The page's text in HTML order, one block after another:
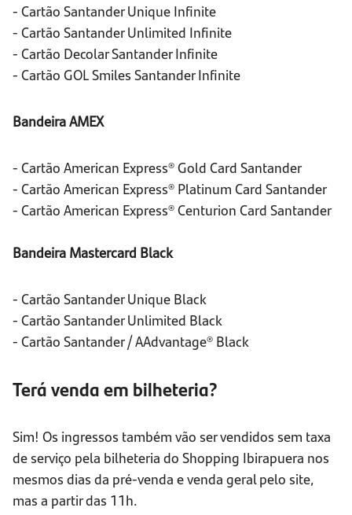
- Cartão Santander Unique Infinite
- Cartão Santander Unlimited Infinite
- Cartão Decolar Santander Infinite
- Cartão GOL Smiles Santander Infinite
Bandeira AMEX
- Cartão American Express® Gold Card Santander
- Cartão American Express® Platinum Card Santander
- Cartão American Express® Centurion Card Santander
Bandeira Mastercard Black
- Cartão Santander Unique Black
- Cartão Santander Unlimited Black
- Cartão Santander / AAdvantage® Black
Terá venda em bilheteria?
Sim! Os ingressos também vão ser vendidos sem taxa
de serviço pela bilheteria do Shopping Ibirapuera nos
mesmos dias da pré-venda e venda geral pelo site,
mas a partir das 11h.